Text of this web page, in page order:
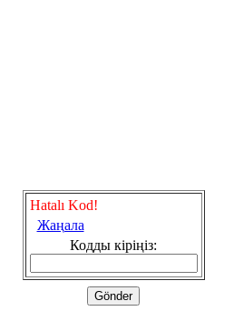
Hatalı Kod!
Жаңала
Кодды кіріңіз: